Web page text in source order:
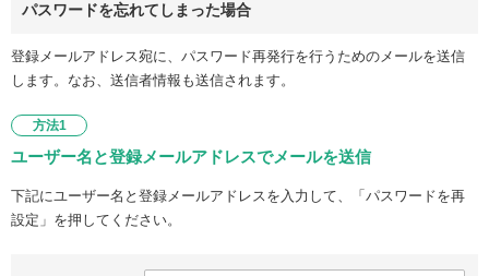
パスワードを忘れてしまった場合
登録メールアドレス宛に、パスワード再発行を行うためのメールを送信
します。なお、送信者情報も送信されます。
方法1
ユーザー名と登録メールアドレスでメールを送信
下記にユーザー名と登録メールアドレスを入力して、「パスワードを再
設定」を押してください。